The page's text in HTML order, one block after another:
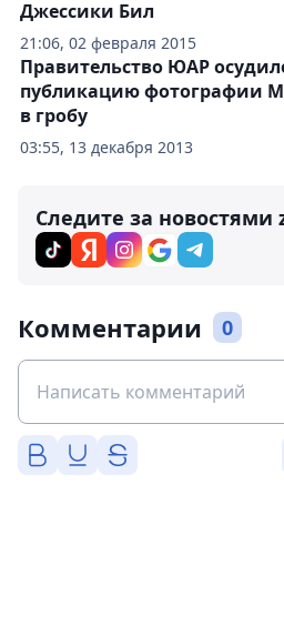
21:06, 02 февраля 2015
Джессики Бил
03:55, 13 декабря 2013
Правительство ЮАР
публикацию фотографии
в гробу
Следите за новостями
Комментарии 0